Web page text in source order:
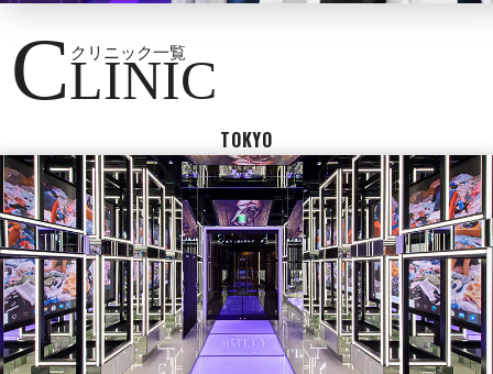
CLINIC
クリニック一覧
TOKYO